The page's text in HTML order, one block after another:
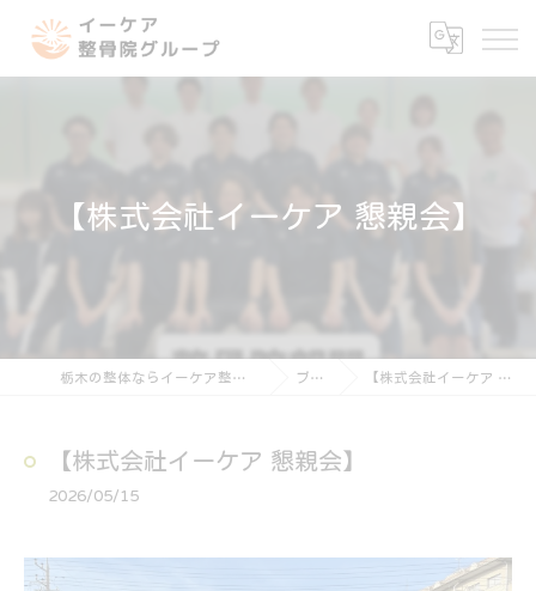
【株式会社イーケア 懇親会】
栃木の整体ならイーケア整骨院グループ ブログ 【株式会社イーケア 懇親会】
【株式会社イーケア 懇親会】
2026/05/15